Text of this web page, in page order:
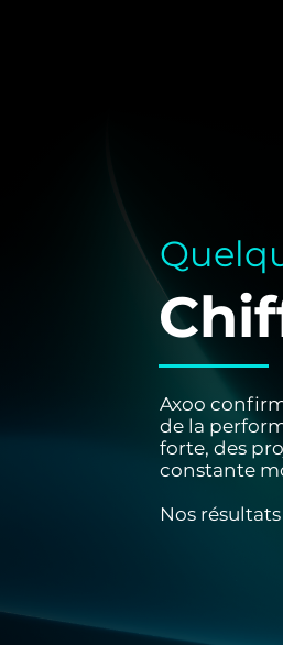
Axoo
de la
forte, des
constante
Nos